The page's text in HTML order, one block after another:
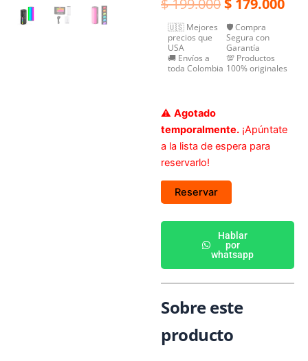
precio
original
era:
$ 199.000.$
🇺🇸 Mejores
precios que
USA
🚚 Envíos a
toda Colombia
🛡️ Compra
Segura con
Garantía
💯 Productos
100% originales
⚠️ Agotado
temporalmente. ¡Apúntate
a la lista de espera para
reservarlo!
Reservar
Hablar
por
whatsapp
Sobre este
producto